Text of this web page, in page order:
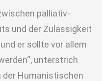
palliativ-
und der Zulässigkeit
er sollte vor allem
unterstrich
der Humanistischen